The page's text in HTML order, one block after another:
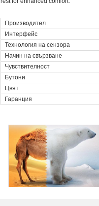
Производител
Интерфейс
Технология на сензора
Начин на свързване
Чувствителност
Бутони
Цвят
Гаранция